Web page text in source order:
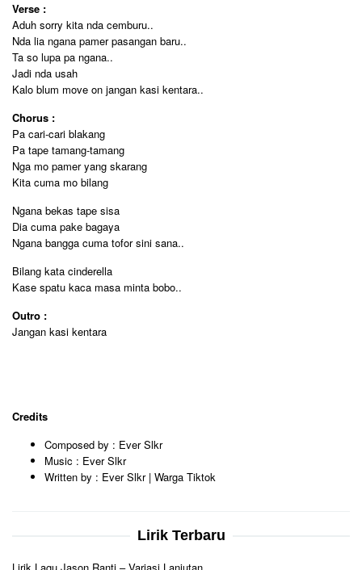
Verse :
Aduh sorry kita nda cemburu..
Nda lia ngana pamer pasangan baru..
Ta so lupa pa ngana..
Jadi nda usah
Kalo blum move on jangan kasi kentara..
Chorus :
Pa cari-cari blakang
Pa tape tamang-tamang
Nga mo pamer yang skarang
Kita cuma mo bilang
Ngana bekas tape sisa
Dia cuma pake bagaya
Ngana bangga cuma tofor sini sana..
Bilang kata cinderella
Kase spatu kaca masa minta bobo..
Outro :
Jangan kasi kentara
Credits
Composed by : Ever Slkr
Music : Ever Slkr
Written by : Ever Slkr | Warga Tiktok
Lirik Terbaru
Lirik Lagu Jason Ranti – Variasi Lanjutan